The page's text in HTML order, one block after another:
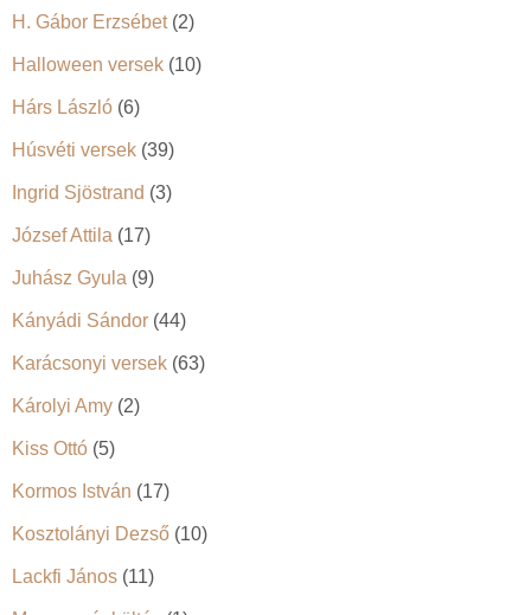
H. Gábor Erzsébet(2)
Halloween versek (10)
Hárs László (6)
Húsvéti versek (39)
Ingrid Sjöstrand (3)
József Attila (17)
Juhász Gyula (9)
Kányádi Sándor (44)
Karácsonyi versek (63)
Károlyi Amy (2)
Kiss Ottó (5)
Kormos István (17)
Kosztolányi Dezső (10)
Lackfi János (11)